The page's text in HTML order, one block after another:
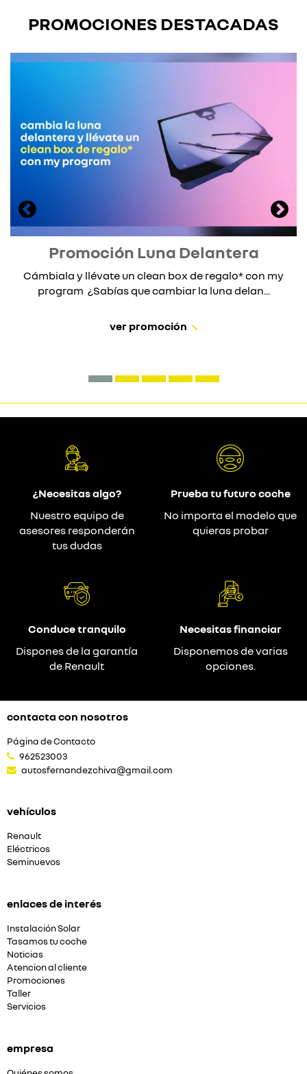
PROMOCIONES DESTACADAS
Promoción Luna Delantera
Cámbiala y llévate un clean box de regalo* con my
program ¿Sabías que cambiar la luna delan...
ver promoción
¿Necesitas algo?
Nuestro equipo de
asesores responderán
tus dudas
Prueba tu futuro coche
No importa el modelo que
quieras probar
Conduce tranquilo
Dispones de la garantía
de Renault
Necesitas financiar
Disponemos de varias
opciones.
contacta con nosotros
Página de Contacto
962523003
autosfernandezchiva@gmail.com
vehículos
Renault
Eléctricos
Seminuevos
enlaces de interés
Instalación Solar
Tasamos tu coche
Noticias
Atencion al cliente
Promociones
Taller
Servicios
empresa